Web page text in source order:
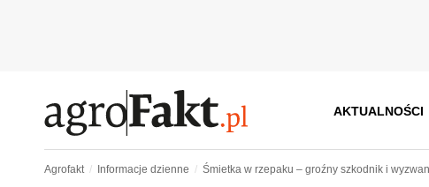
AKTUALNOŚCI
Agrofakt Informacje dzienne Śmietka w rzepaku – groźny szkodnik i